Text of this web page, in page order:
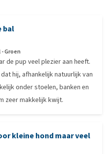
bal
Groen
de pup veel plezier aan heeft.
hij, afhankelijk natuurlijk van
onder stoelen, banken en
zeer makkelijk kwijt.
kleine hond maar veel